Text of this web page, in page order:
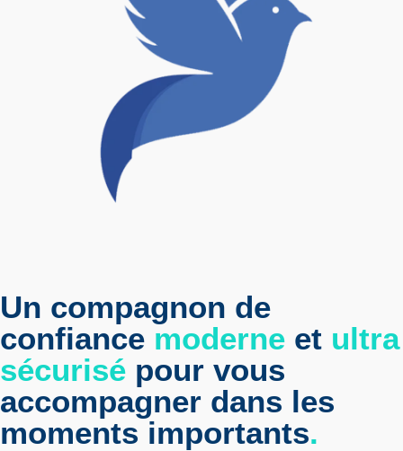
Un compagnon de
confiance moderne et ultra
sécurisé pour vous
accompagner dans les
moments importants.